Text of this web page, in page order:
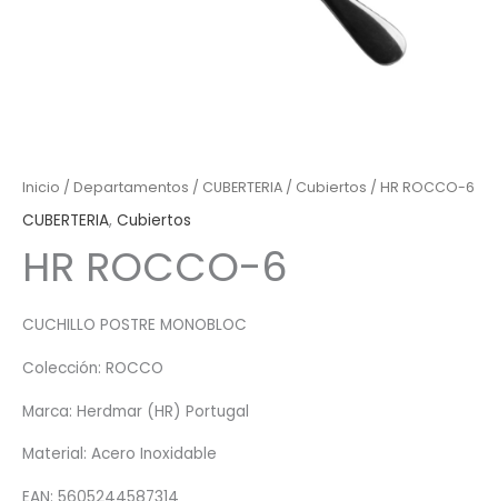
Inicio / Departamentos / CUBERTERIA / Cubiertos / HR ROCCO-6
CUBERTERIA, Cubiertos
HR ROCCO-6
CUCHILLO POSTRE MONOBLOC
Colección: ROCCO
Marca: Herdmar (HR) Portugal
Material: Acero Inoxidable